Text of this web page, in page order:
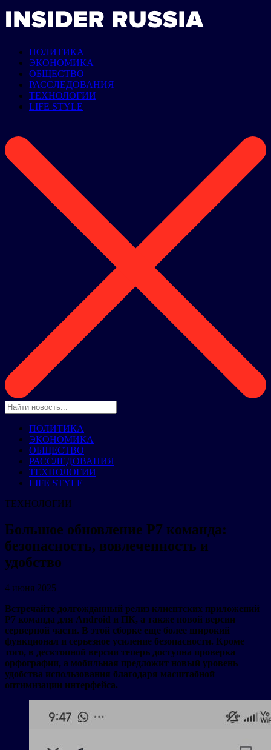
ПОЛИТИКА
ЭКОНОМИКА
ОБЩЕСТВО
РАССЛЕДОВАНИЯ
ТЕХНОЛОГИИ
LIFE STYLE
ПОЛИТИКА
ЭКОНОМИКА
ОБЩЕСТВО
РАССЛЕДОВАНИЯ
ТЕХНОЛОГИИ
LIFE STYLE
ТЕХНОЛОГИИ
Большое обновление Р7 команда:
безопасность, вовлеченность и
удобство
4 июня 2025
Встречайте долгожданный релиз клиентских приложений
Р7 команда для Android и ПК, а также новой версии
серверной части. В этой сборке еще более широкий
функционал и серьезное усиление безопасности. Кроме
того, в десктопной версии теперь доступна проверка
орфографии, а мобильная предложит новый уровень
удобства использования благодаря масштабной
оптимизации интерфейса.